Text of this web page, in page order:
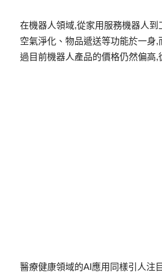
在機器人領域,從家用服務機器人到
空氣淨化、物品遞送等功能於一身
過目前機器人產品的價格仍然偏高,
醫療健康領域的AI應用同樣引人注